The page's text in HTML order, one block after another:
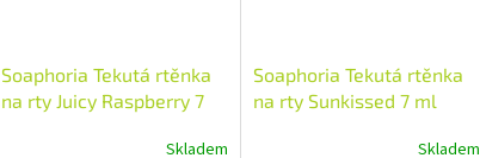
Soaphoria Tekutá rtěnka
na rty Juicy Raspberry 7
Skladem
Soaphoria Tekutá rtěnka
na rty Sunkissed 7 ml
Skladem